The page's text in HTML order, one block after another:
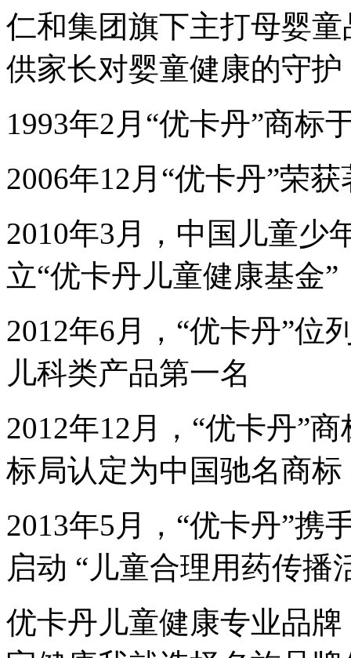
仁和集团旗下主打母婴
供家长对婴童健康的守
1993年2月“优卡丹”商标
2006年12月“优卡丹”荣
2010年3月，中国儿童少
立“优卡丹儿童健康基金”
2012年6月，“优卡丹”位
儿科类产品第一名
2012年12月，“优卡丹”
标局认定为中国驰名商标
2013年5月，“优卡丹”携
启动 “儿童合理用药传播
优卡丹儿童健康专业品